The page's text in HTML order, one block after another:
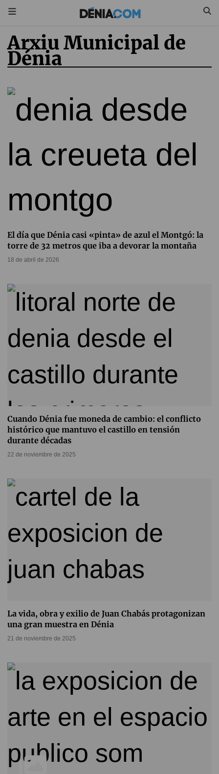
Arxiu Municipal de
Dénia
El día que Dénia casi «pinta» de azul el Montgó: la
torre de 32 metros que iba a devorar la montaña
18 de abril de 2026
Cuando Dénia fue moneda de cambio: el conflicto
histórico que mantuvo el castillo en tensión
durante décadas
22 de noviembre de 2025
La vida, obra y exilio de Juan Chabás protagonizan
una gran muestra en Dénia
21 de noviembre de 2025